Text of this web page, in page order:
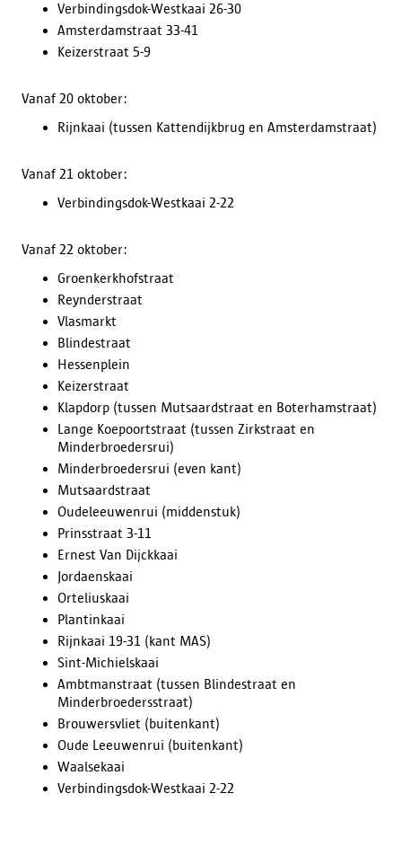
Verbindingsdok-Westkaai 26-30
Amsterdamstraat 33-41
Keizerstraat 5-9
Vanaf 20 oktober:
Rijnkaai (tussen Kattendijkbrug en Amsterdamstraat)
Vanaf 21 oktober:
Verbindingsdok-Westkaai 2-22
Vanaf 22 oktober:
Groenkerkhofstraat
Reynderstraat
Vlasmarkt
Blindestraat
Hessenplein
Keizerstraat
Klapdorp (tussen Mutsaardstraat en Boterhamstraat)
Lange Koepoortstraat (tussen Zirkstraat en
Minderbroedersrui)
Minderbroedersrui (even kant)
Mutsaardstraat
Oudeleeuwenrui (middenstuk)
Prinsstraat 3-11
Ernest Van Dijckkaai
Jordaenskaai
Orteliuskaai
Plantinkaai
Rijnkaai 19-31 (kant MAS)
Sint-Michielskaai
Ambtmanstraat (tussen Blindestraat en
Minderbroedersstraat)
Brouwersvliet (buitenkant)
Oude Leeuwenrui (buitenkant)
Waalsekaai
Verbindingsdok-Westkaai 2-22